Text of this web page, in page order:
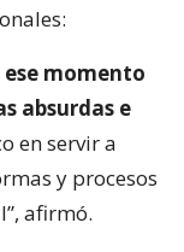
ese momento
absurdas e
en servir a
y procesos
afirmó.